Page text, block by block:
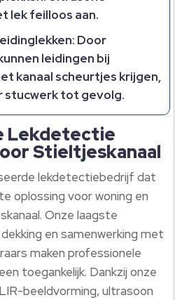
lek feilloos aan.
Door
leidingen bij
kanaal scheurtjes krijgen,
stucwerk tot gevolg.
Lekdetectie
Stieltjeskanaal
lekdetectiebedrijf dat
oplossing voor woning en
Onze laagste
en samenwerking met
maken professionele
toegankelijk. Dankzij onze
beeldvorming, ultrasoon